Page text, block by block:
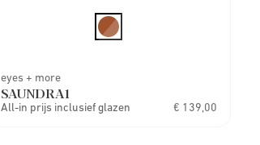
eyes + more
SAUNDRA1
All-in prijs inclusief glazen € 139,00